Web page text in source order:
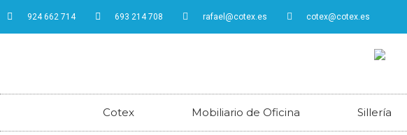
924 662 714 693 214 708 rafael@cotex.es cotex@cotex.es
Cotex Mobiliario de Oficina Sillería